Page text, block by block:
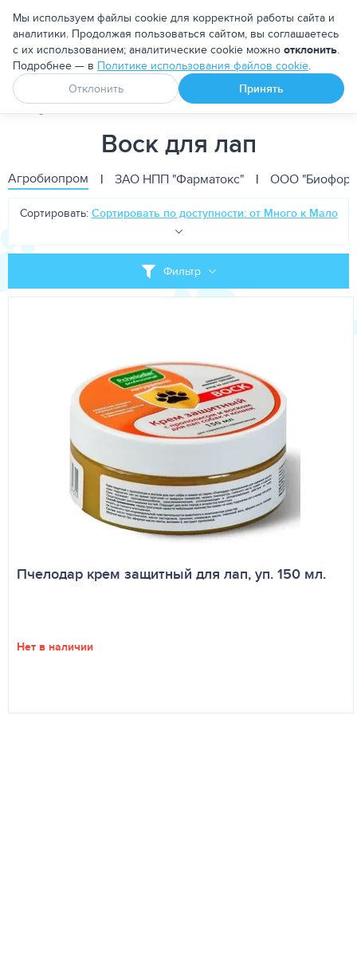
Москва
Апоквел Ветмедин От блох и клещей
PetDog Воск для лап
Воск для лап
Агробиопром | ЗАО НПП "Фарматокс" | ООО
Фильтр
Сортировать: Сортировать по доступности: от Много к Мало
Пчелодар крем защитный для лап, уп. 150 мл.
Нет в наличии
Мы используем файлы cookie для корректной работы сайта и
аналитики. Продолжая пользоваться сайтом, вы соглашаетесь
с их использованием; аналитические cookie можно отклонить.
Подробнее — в Политике использования файлов cookie.
Отклонить
Принять